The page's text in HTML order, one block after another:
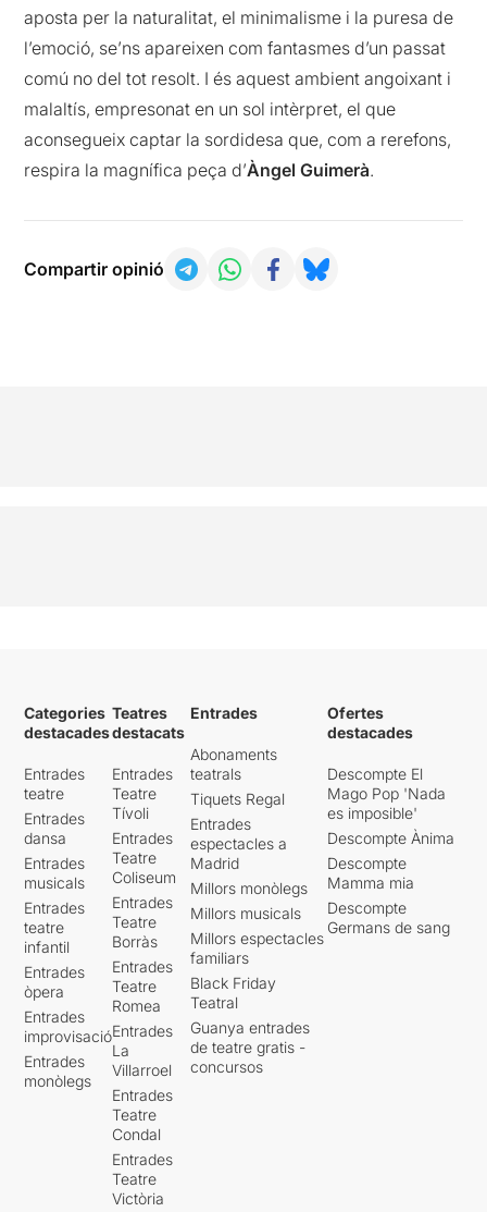
aposta per la naturalitat, el minimalisme i la puresa de
l’emoció, se’ns apareixen com fantasmes d’un passat
comú no del tot resolt. I és aquest ambient angoixant i
malaltís, empresonat en un sol intèrpret, el que
aconsegueix captar la sordidesa que, com a rerefons,
respira la magnífica peça d’Àngel Guimerà.
Compartir opinió
Categories
destacades
Entrades
teatre
Entrades
dansa
Entrades
musicals
Entrades
teatre
infantil
Entrades
òpera
Entrades
improvisació
Entrades
monòlegs
Teatres
destacats
Entrades
Teatre
Tívoli
Entrades
Teatre
Coliseum
Entrades
Teatre
Borràs
Entrades
Teatre
Romea
Entrades
La
Villarroel
Entrades
Teatre
Condal
Entrades
Teatre
Victòria
Entrades
Abonaments
teatrals
Tiquets Regal
Entrades
espectacles a
Madrid
Millors monòlegs
Millors musicals
Millors espectacles
familiars
Black Friday
Teatral
Guanya entrades
de teatre gratis -
concursos
Ofertes
destacades
Descompte El
Mago Pop 'Nada
es imposible'
Descompte Ànima
Descompte
Mamma mia
Descompte
Germans de sang